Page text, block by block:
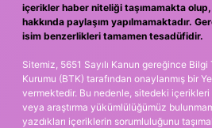
içerikler haber niteliği taşımamakta
hakkında paylaşım yapılmamaktadır.
isim benzerlikleri tamamen tesadüfidir.
Sitemiz, 5651 Sayılı Kanun gereğince
Kurumu (BTK) tarafından onaylanmış bir
vermektedir. Bu nedenle, sitedeki
veya araştırma yükümlülüğümüz
yazdıkları içeriklerin sorumluluğunu